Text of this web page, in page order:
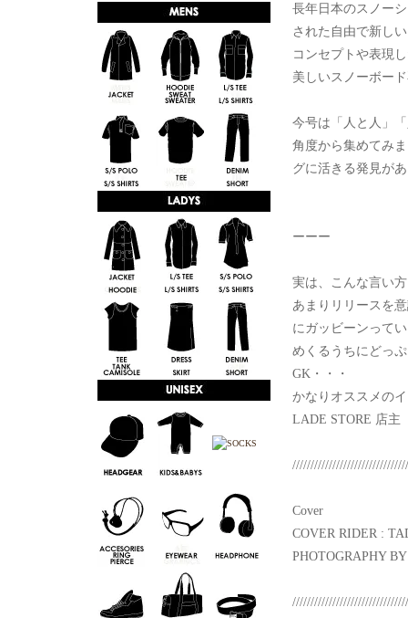
長年日本のスノー
された自由で新し
コンセプトや表現
美しいスノーボー
今号は「人と人」
角度から集めてみ
グに活きる発見が
ーーー
実は、こんな言い
あまりリリースを
にガッビーンって
めくるうちにどっ
GK・・・
かなりオススメの
LADE STORE 店主
Cover
COVER RIDER :
PHOTOGRAPHY